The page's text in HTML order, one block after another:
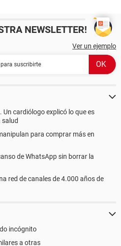
NEWSLETTER!
Ver un ejemplo
Un cardiólogo explicó lo que es
salud
para comprar más en
de WhatsApp sin borrar la
red de canales de 4.000 años de
incógnito
a otras